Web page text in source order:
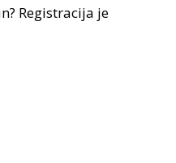
Registracija je